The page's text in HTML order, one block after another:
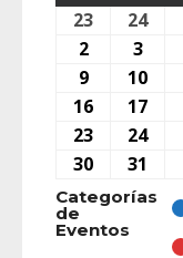
23
24
2
3
9
10
16
17
23
24
30
31
Categorías
de
Eventos